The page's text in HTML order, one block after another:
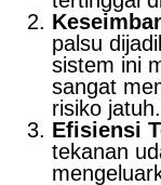
palsu
sistem ini
sangat
risiko jatuh.
Efisiensi
tekanan